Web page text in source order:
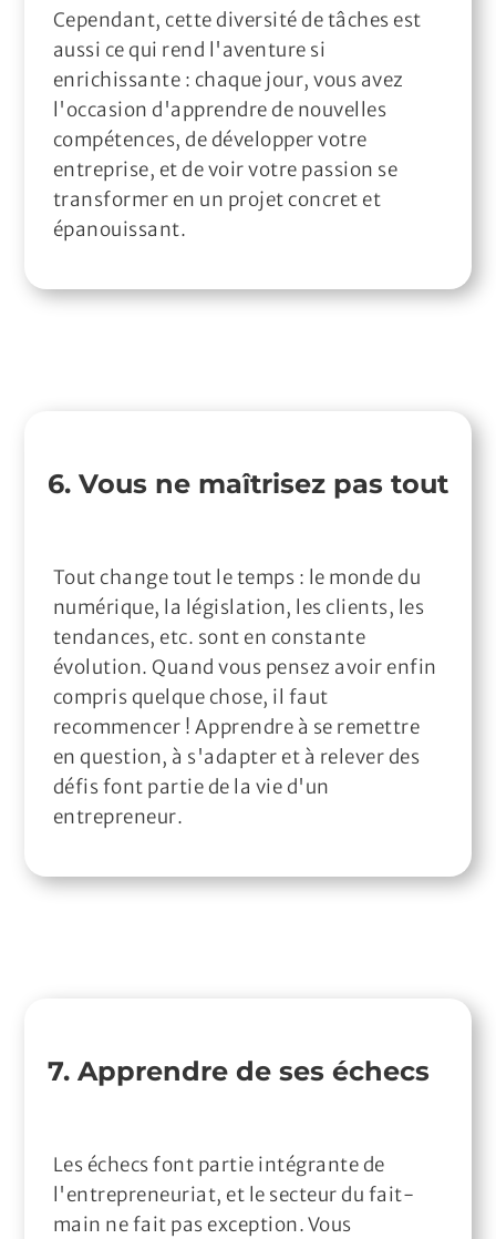
Cependant, cette diversité de tâches est
aussi ce qui rend l'aventure si
enrichissante : chaque jour, vous avez
l'occasion d'apprendre de nouvelles
compétences, de développer votre
entreprise, et de voir votre passion se
transformer en un projet concret et
épanouissant.
6. Vous ne maîtrisez pas tout
Tout change tout le temps : le monde du
numérique, la législation, les clients, les
tendances, etc. sont en constante
évolution. Quand vous pensez avoir enfin
compris quelque chose, il faut
recommencer ! Apprendre à se remettre
en question, à s'adapter et à relever des
défis font partie de la vie d'un
entrepreneur.
7. Apprendre de ses échecs
Les échecs font partie intégrante de
l'entrepreneuriat, et le secteur du fait-
main ne fait pas exception. Vous